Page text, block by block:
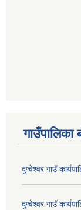
गाउँपालिका
दुप्चेश्वर गाउँ
दुप्चेश्वर गाउँ